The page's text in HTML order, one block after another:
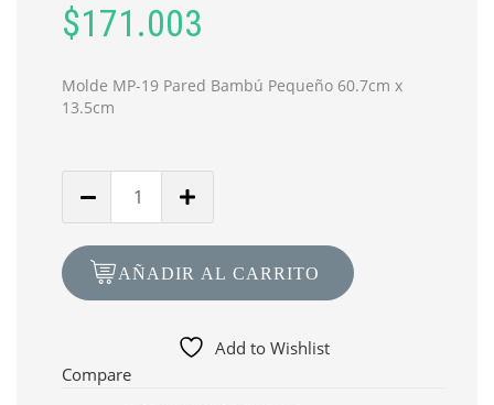
$171.003
Molde MP-19 Pared Bambú Pequeño 60.7cm x
13.5cm
MP-
19
Pequeño
AÑADIR AL CARRITO
Add to Wishlist
Compare